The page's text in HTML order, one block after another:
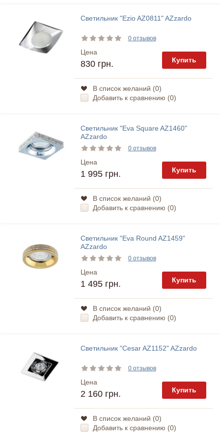
Светильник "Ezio AZ0811" AZzardo
0 отзывов
Цена
830 грн. Купить
В список желаний (0)
Добавить к сравнению (0)
Светильник "Eva Square AZ1460"
AZzardo
0 отзывов
Цена
1 995 грн. Купить
В список желаний (0)
Добавить к сравнению (0)
Светильник "Eva Round AZ1459"
AZzardo
0 отзывов
Цена
1 495 грн. Купить
В список желаний (0)
Добавить к сравнению (0)
Светильник "Cesar AZ1152" AZzardo
0 отзывов
Цена
2 160 грн. Купить
В список желаний (0)
Добавить к сравнению (0)